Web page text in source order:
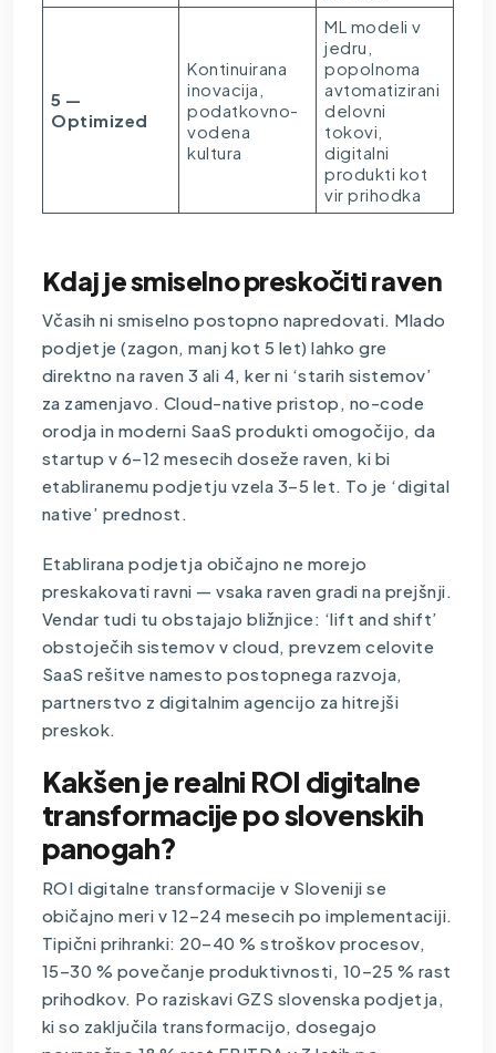
5 —
Optimized
Kontinuirana
inovacija,
podatkovno-
vodena
kultura
ML modeli v
jedru,
popolnoma
avtomatizirani
delovni
tokovi,
digitalni
produkti kot
vir prihodka
Kdaj je smiselno preskočiti raven
Včasih ni smiselno postopno napredovati. Mlado
podjetje (zagon, manj kot 5 let) lahko gre
direktno na raven 3 ali 4, ker ni ‘starih sistemov’
za zamenjavo. Cloud-native pristop, no-code
orodja in moderni SaaS produkti omogočijo, da
startup v 6–12 mesecih doseže raven, ki bi
etabliranemu podjetju vzela 3–5 let. To je ‘digital
native’ prednost.
Etablirana podjetja običajno ne morejo
preskakovati ravni — vsaka raven gradi na prejšnji.
Vendar tudi tu obstajajo bližnjice: ‘lift and shift’
obstoječih sistemov v cloud, prevzem celovite
SaaS rešitve namestopostopnega razvoja,
partnerstvo z digitalnim agencijo za hitrejši
preskok.
Kakšen je realni ROI digitalne
transformacije po slovenskih
panogah?
ROI digitalne transformacije v Sloveniji se
običajno meri v 12–24 mesecih po implementaciji.
Tipični prihranki: 20–40 % stroškov procesov,
15–30 % povečanje produktivnosti, 10–25 % rast
prihodkov. Po raziskavi GZS slovenska podjetja,
ki so zaključila transformacijo, dosegajo